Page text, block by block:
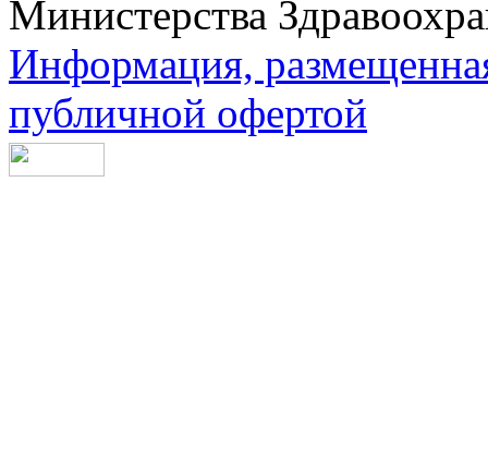
Министерства
Информация,
публичной офертой